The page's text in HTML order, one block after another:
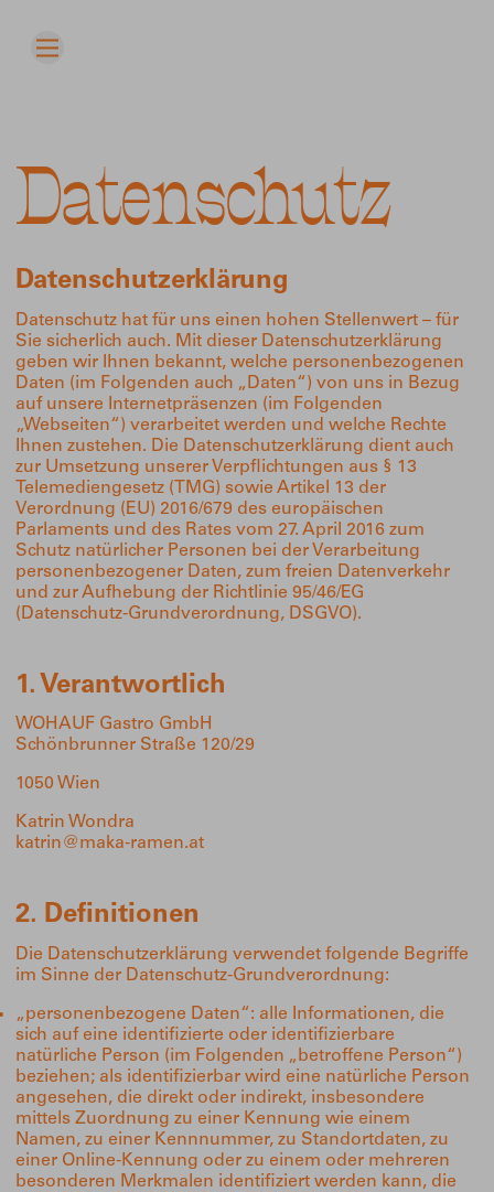
Datenschutz
Datenschutzerklärung
Datenschutz hat für uns einen hohen Stellenwert – für
Sie sicherlich auch. Mit dieser Datenschutzerklärung
geben wir Ihnen bekannt, welche personenbezogenen
Daten (im Folgenden auch „Daten“) von uns in Bezug
auf unsere Internetpräsenzen (im Folgenden
„Webseiten“) verarbeitet werden und welche Rechte
Ihnen zustehen. Die Datenschutzerklärung dient auch
zur Umsetzung unserer Verpflichtungen aus § 13
Telemediengesetz (TMG) sowie Artikel 13 der
Verordnung (EU) 2016/679 des europäischen
Parlaments und des Rates vom 27. April 2016 zum
Schutz natürlicher Personen bei der Verarbeitung
personenbezogener Daten, zum freien Datenverkehr
und zur Aufhebung der Richtlinie 95/46/EG
(Datenschutz-Grundverordnung, DSGVO).
1. Verantwortlich
WOHAUF Gastro GmbH
Schönbrunner Straße 120/29
1050 Wien
Katrin Wondra
katrin@maka-ramen.at
2. Definitionen
Die Datenschutzerklärung verwendet folgende Begriffe
im Sinne der Datenschutz-Grundverordnung:
„personenbezogene Daten“: alle Informationen, die
sich auf eine identifizierte oder identifizierbare
natürliche Person (im Folgenden „betroffene Person“)
beziehen; als identifizierbar wird eine natürliche Person
angesehen, die direkt oder indirekt, insbesondere
mittels Zuordnung zu einer Kennung wie einem
Namen, zu einer Kennnummer, zu Standortdaten, zu
einer Online-Kennung oder zu einem oder mehreren
besonderen Merkmalen identifiziert werden kann, die